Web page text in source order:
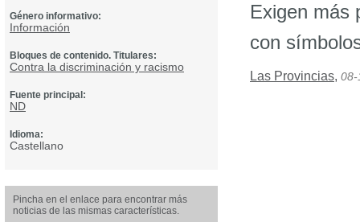
Género informativo:
Información
Bloques de contenido. Titulares:
Contra la discriminación y racismo
Fuente principal:
ND
Idioma:
Castellano
Pincha en el enlace para encontrar más
noticias de las mismas características.
Exigen más
con
Las Provincias, 08-